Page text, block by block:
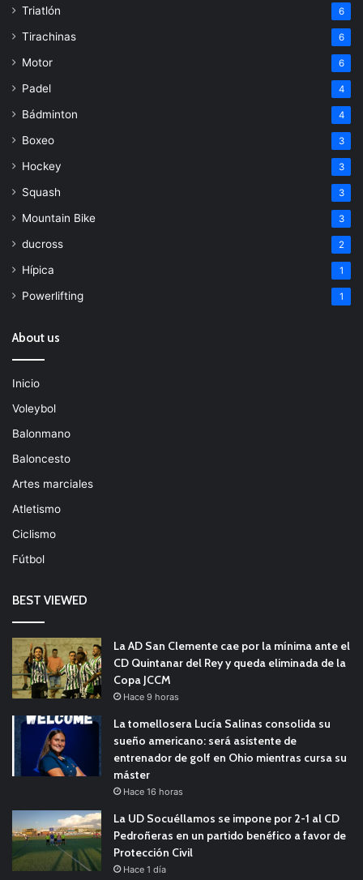
Triatlón 6
Tirachinas 6
Motor 6
Padel 4
Bádminton 4
Boxeo 3
Hockey 3
Squash 3
Mountain Bike 3
ducross 2
Hípica 1
Powerlifting 1
About us
Inicio
Voleybol
Balonmano
Baloncesto
Artes marciales
Atletismo
Ciclismo
Fútbol
BEST VIEWED
La AD San Clemente cae por la mínima ante el
CD Quintanar del Rey y queda eliminada de la
Copa JCCM
Hace 9 horas
La tomellosera Lucía Salinas consolida su
sueño americano: será asistente de
entrenador de golf en Ohio mientras cursa su
máster
Hace 16 horas
La UD Socuéllamos se impone por 2-1 al CD
Pedroñeras en un partido benéfico a favor de
Protección Civil
Hace 1 día